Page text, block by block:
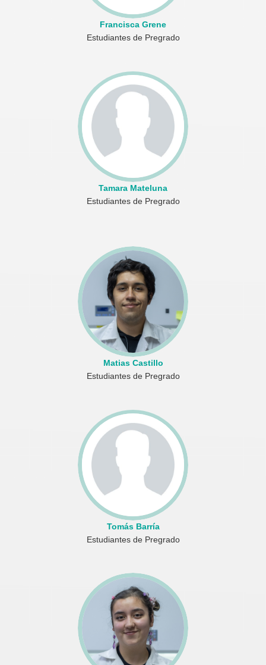
Francisca Grene
Estudiantes de Pregrado
Tamara Mateluna
Estudiantes de Pregrado
Matias Castillo
Estudiantes de Pregrado
Tomás Barría
Estudiantes de Pregrado